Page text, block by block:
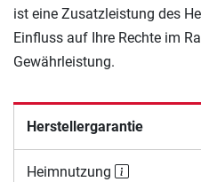
ist eine Zusatzleistung des
Einfluss auf Ihre Rechte im
Gewährleistung.
Herstellergarantie
Heimnutzung